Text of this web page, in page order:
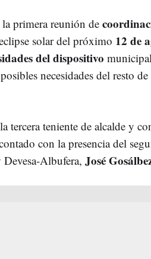
primera reunión de
solar del próximo 12 de
del dispositivo
necesidades del resto de
tercera teniente de alcalde y
con la presencia del
Albufera, José